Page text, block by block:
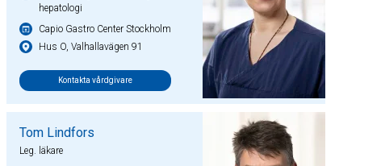
hepatologi
Capio Gastro Center Stockholm
Hus O, Valhallavägen 91
Kontakta vårdgivare
Tom Lindfors
Leg. läkare